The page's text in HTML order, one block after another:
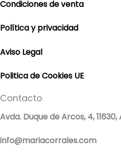
Condiciones de venta
Política y privacidad
Aviso Legal
Politica de Cookies UE
Contacto
Avda. Duque de Arcos, 4,
info@mariacorrales.com